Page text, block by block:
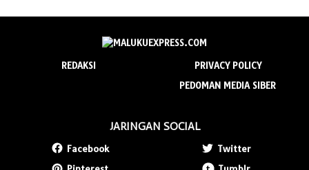
REDAKSI
PRIVACY POLICY
PEDOMAN MEDIA SIBER
JARINGAN SOCIAL
Facebook
Twitter